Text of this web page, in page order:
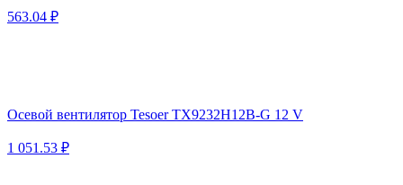
563.04 ₽
Осевой вентилятор Tesoer TX9232H12B-G 12 V
1 051.53 ₽